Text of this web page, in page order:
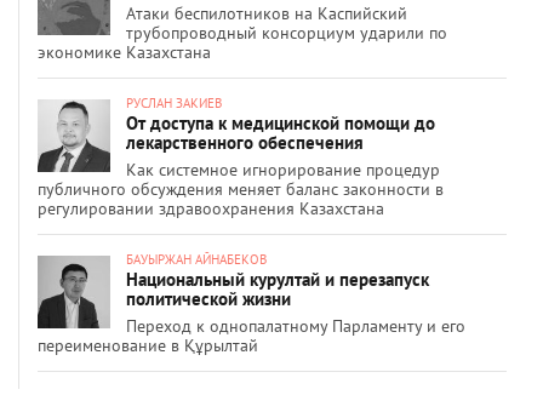
Атаки беспилотников на Каспийский
трубопроводный консорциум ударили по
экономике Казахстана
РУСЛАН ЗАКИЕВ
От доступа к медицинской помощи до
лекарственного обеспечения
Как системное игнорирование процедур
публичного обсуждения меняет баланс законности в
регулировании здравоохранения Казахстана
БАУЫРЖАН АЙНАБЕКОВ
Национальный курултай и перезапуск
политической жизни
Переход к однопалатному Парламенту и его
переименование в Құрылтай